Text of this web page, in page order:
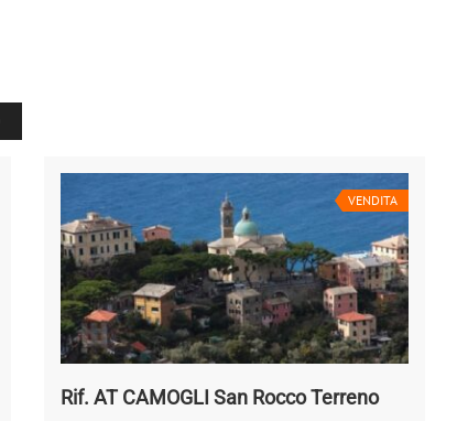
VENDITA
Rif. AT CAMOGLI San Rocco Terreno